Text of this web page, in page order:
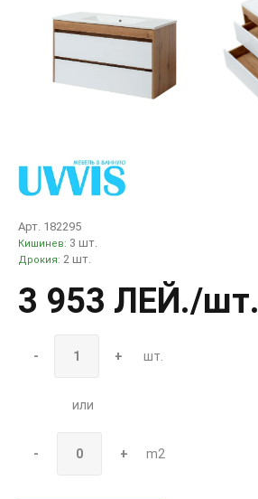
Арт. 182295
Кишинев: 3 шт.
Дрокия: 2 шт.
3 953 ЛЕЙ./шт.
- + шт.
или
- + m2